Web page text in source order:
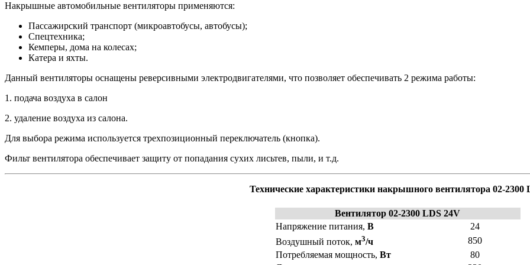
Накрышные автомобильные вентиляторы применяются:
Пассажирский транспорт (микроавтобусы, автобусы);
Спецтехника;
Кемперы, дома на колесах;
Катера и яхты.
Данный вентиляторы оснащены реверсивными электродвигателями, что позволяет обеспечивать 2 режима работы:
1. подача воздуха в салон
2. удаление воздуха из салона.
Для выбора режима используется трехпозиционный переключатель (кнопка).
Фильт вентилятора обеспечивает защиту от попадания сухих лисьтев, пыли, и т.д.
Технические характеристики накрышного вентилятора 02-2300
Вентилятор 02-2300 LDS 24V
Напряжение питания, В
24
Воздушный поток, м3/ч
850
Потребляемая мощность, Вт
80